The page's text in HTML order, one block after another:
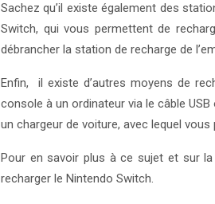
Sachez qu’il existe également des
Switch, qui vous permettent de
débrancher la station de recharge de
Enfin, il existe d’autres moyens de
console à un ordinateur via le câble
un chargeur de voiture, avec lequel
Pour en savoir plus à ce sujet et sur
recharger le Nintendo Switch.